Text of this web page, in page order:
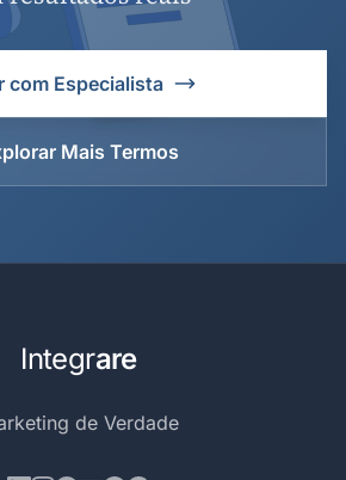
com Especialista
Mais Termos
Integrare
de Verdade